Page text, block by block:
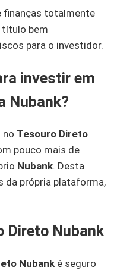
finanças totalmente
título bem
para o investidor.
investir em
Nubank?
no Tesouro Direto
pouco mais de
Nubank. Desta
da própria plataforma,
Direto Nubank
Nubank é seguro